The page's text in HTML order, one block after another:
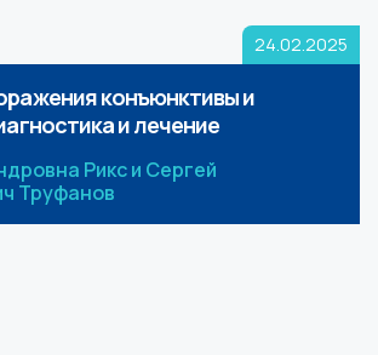
24.02.2025
конъюнктивы и
и лечение
Рикс и Сергей
Труфанов